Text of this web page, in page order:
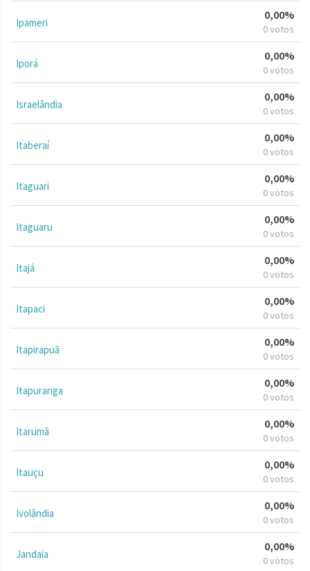
Ipameri
0,00%
0 votos
Iporá
0,00%
0 votos
Israelândia
0,00%
0 votos
Itaberaí
0,00%
0 votos
Itaguari
0,00%
0 votos
Itaguaru
0,00%
0 votos
Itajá
0,00%
0 votos
Itapaci
0,00%
0 votos
Itapirapuã
0,00%
0 votos
Itapuranga
0,00%
0 votos
Itarumã
0,00%
0 votos
Itauçu
0,00%
0 votos
Ivolândia
0,00%
0 votos
Jandaia
0,00%
0 votos